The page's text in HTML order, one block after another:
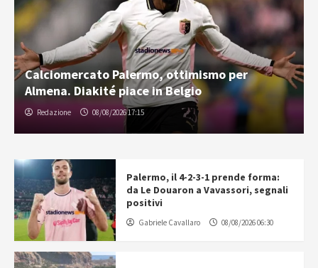
Calciomercato Palermo, ottimismo per
Almena. Diakité piace in Belgio
Redazione 08/08/2026 17:15
Palermo, il 4-2-3-1 prende forma:
da Le Douaron a Vavassori, segnali
positivi
Gabriele Cavallaro 08/08/2026 06:30